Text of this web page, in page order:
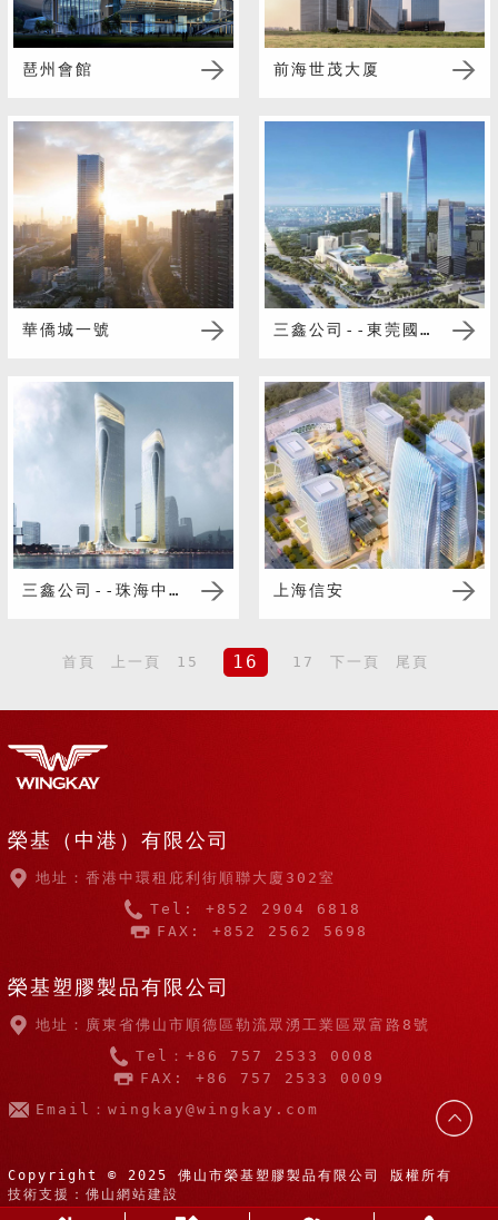
琶州會館 前海世茂大厦
華僑城一號 三鑫公司--東莞國貿中心
三鑫公司--珠海中治塔樓 上海信安
首頁 上一頁 15 16 17 下一頁 尾頁
榮基（中港）有限公司
地址：香港中環租庇利街順聯大廈302室
Tel: +852 2904 6818
FAX: +852 2562 5698
榮基塑膠製品有限公司
地址：廣東省佛山市順德區勒流眾湧工業區眾富路8號
Tel：+86 757 2533 0008
FAX: +86 757 2533 0009
Email：wingkay@wingkay.com
Copyright © 2025 佛山市榮基塑膠製品有限公司 版權所有
技術支援：佛山網站建設